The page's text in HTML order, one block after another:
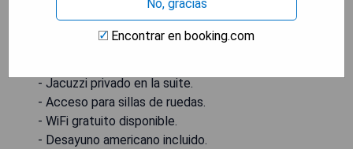
de suelo y bañera. Además, ofrece paredes
pantalla plana y un inodoro elevado.
- Jacuzzi privado en la suite.
- Acceso para sillas de ruedas.
- WiFi gratuito disponible.
- Desayuno americano incluido.
No, gracias
Encontrar en booking.com